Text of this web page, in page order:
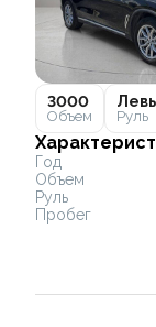
3000
Объем Руль
Год
Объем
Руль
Пробег